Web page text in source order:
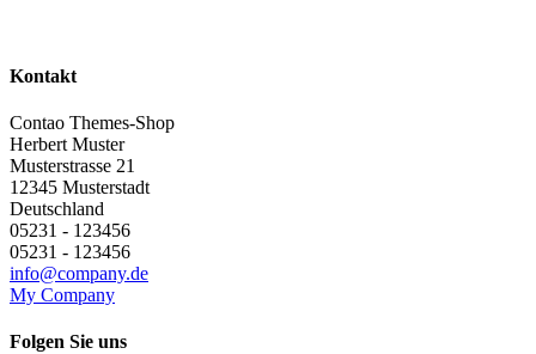
Kontakt
Contao Themes-Shop
Herbert Muster
Musterstrasse 21
12345 Musterstadt
Deutschland
05231 - 123456
05231 - 123456
info@company.de
My Company
Folgen Sie uns